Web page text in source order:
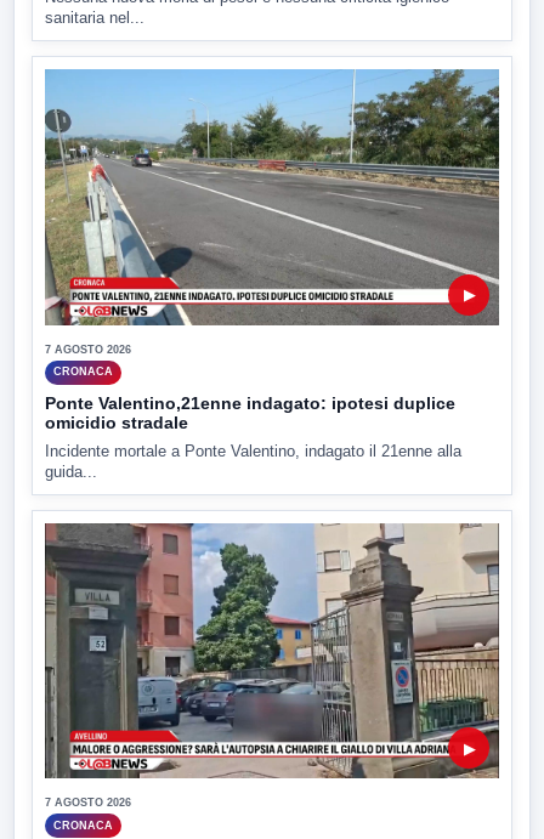
sanitaria nel...
▶
7 AGOSTO 2026
CRONACA
Ponte Valentino,21enne indagato: ipotesi duplice
omicidio stradale
Incidente mortale a Ponte Valentino, indagato il 21enne alla
guida...
▶
7 AGOSTO 2026
CRONACA